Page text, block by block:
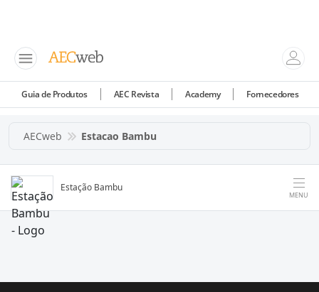
Guia de Produtos AEC Revista Academy Fornecedores
AECweb Estacao Bambu
Estação Bambu
MENU